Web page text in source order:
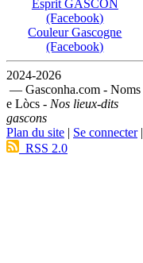
Esprit GASCON
(Facebook)
Couleur Gascogne
(Facebook)
2024-2026
— Gasconha.com - Noms
e Lòcs - Nos lieux-dits
gascons
Plan du site | Se connecter|
RSS 2.0